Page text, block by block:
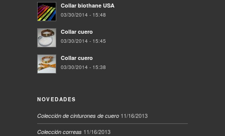
Collar biothane USA
03/30/2014 - 15:48
Collar cuero
03/30/2014 - 15:45
Collar cuero
03/30/2014 - 15:38
NOVEDADES
Colección de cinturones de cuero 11/16/2013
Colección correas 11/16/2013